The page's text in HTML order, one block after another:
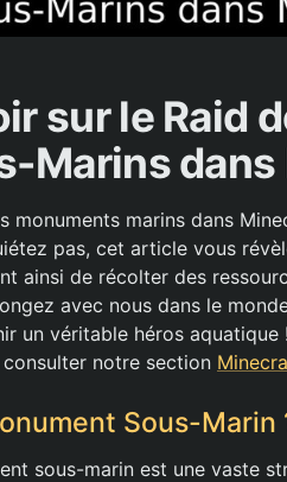
sur le Raid
Marins
monuments marins dans
pas, cet article vous
ainsi de récolter des
avec nous dans le
un véritable héros
consulter notre section
Sous-Marin
sous-marin est une vaste